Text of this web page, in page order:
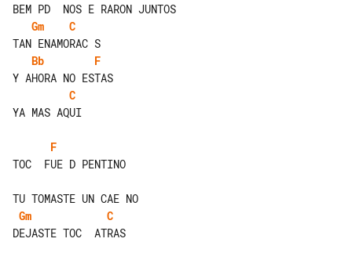
Gm
C
Bb
F
C
YA MAS AQUI
F
TOC  FUE D PENTINO
Gm
C
DEJASTE TOC  ATRAS